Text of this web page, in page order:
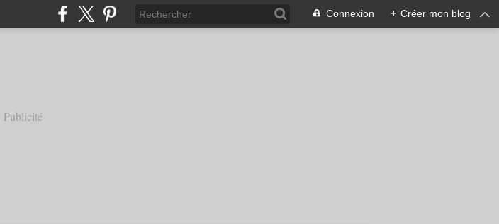
Connexion + Créer mon blog
Publicité